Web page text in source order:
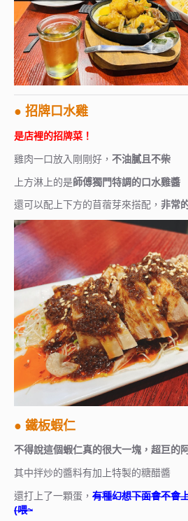
● 招牌口水雞
是店裡的招牌菜！
雞肉一口放入剛剛好， 不油膩且不柴
上方淋上的是師傅獨門特調的口水雞醬
還可以配上下方的苜蓿芽來搭配， 非常
● 鐵板蝦仁
不得說這個蝦仁真的很大一塊，超巨的
其中拌炒的醬料有加上特製的糖醋醬
還打上了一顆蛋， 有種幻想下面會不會
(喂~